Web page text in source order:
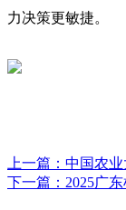
力决策更敏捷。
上一篇： 中国农业
下一篇： 2025广